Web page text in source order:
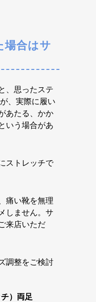
場合はサ
、思ったステ
、実際に履い
あたる、かか
いう場合があ
ストレッチで
痛い靴を無理
しません。サ
来店いただ
調整をご検討
チ）両足